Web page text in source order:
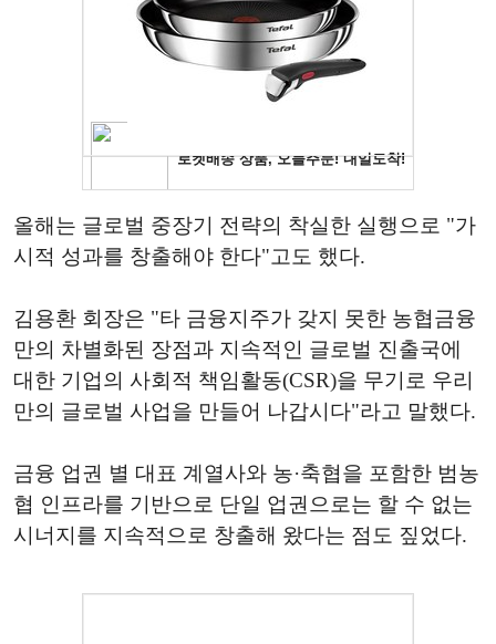
올해는 글로벌 중장기 전략의 착실한 실행으로 "가
시적 성과를 창출해야 한다"고도 했다.
김용환 회장은 "타 금융지주가 갖지 못한 농협금융
만의 차별화된 장점과 지속적인 글로벌 진출국에
대한 기업의 사회적 책임활동(CSR)을 무기로 우리
만의 글로벌 사업을 만들어 나갑시다"라고 말했다.
금융 업권 별 대표 계열사와 농·축협을 포함한 범농
협 인프라를 기반으로 단일 업권으로는 할 수 없는
시너지를 지속적으로 창출해 왔다는 점도 짚었다.